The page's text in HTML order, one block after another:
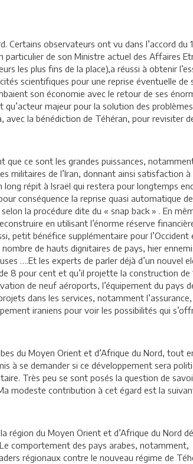
Certains observateurs ont vu dans l’accord
de son Ministre actuel des Affaires
les plus fins de la place),a réussi à obtenir
scientifiques pour une reprise éventuelle
son économie avec le retour de ses
majeur pour la solution des
la bénédiction de Téhéran, pour revisiter
que ce sont les grandes puissances,
militaires de l’Iran, donnant ainsi
répit à Israël qui restera pour longtemps
conséquence la reprise quasi automatique
la procédure dite du « snap back » . En
en utilisant l’énorme réserve
petit bénéfice supplémentaire pour
de hauts dignitaires de pays, hier
….Et les experts de parler déjà d’un
8 pour cent et qu’il projette la construction
de neuf aéroports, l’équipement du
dans les services, notamment
iraniens pour voir les possibilités qui
du Moyen Orient et d’Afrique du Nord, tout
à se demander si ce développement sera
Très peu se sont posés la question de
modeste contribution à cet égard est la
région du Moyen Orient et d’Afrique du
comportement des pays arabes,
régionaux contre le nouveau régime de